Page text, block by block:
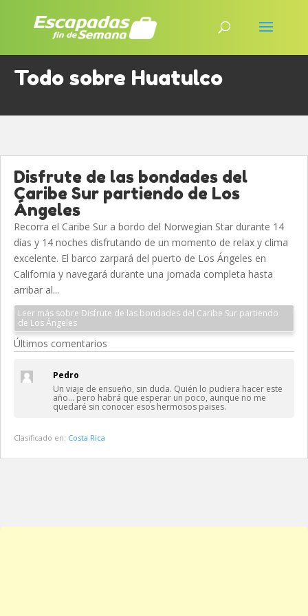
Todo sobre Huatulco
Disfrute de las bondades del
Caribe Sur partiendo de Los
Ángeles
Recorra el Caribe Sur a bordo del Norwegian Star durante 14
días y 14 noches disfrutando de un momento de relax y clima
excelente. El barco zarpará del puerto de Los Ángeles en
California y navegará durante una jornada completa hasta
arribar al...
Leer más sobre Disfrute de las bondades del Caribe Sur partiendo
de Los Ángeles
Últimos comentarios
Pedro
Un viaje de ensueño, sin duda. Quién lo pudiera hacer este
año… pero habrá que esperar un poco, aunque no me
quedaré sin conocer esos hermosos paises.
Clasificado en: Costa Rica